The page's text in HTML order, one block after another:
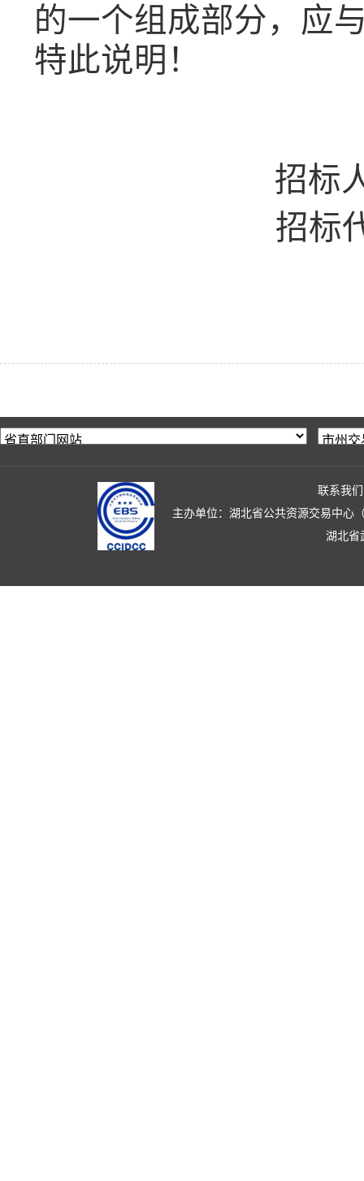
的一个组成部分，应
特此说明！
招标
招标
联系我们
主办单位：湖北省公共资源交易中心
湖北省